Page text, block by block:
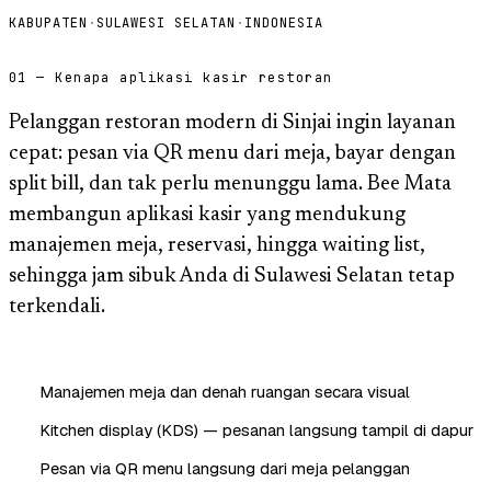
KABUPATEN · SULAWESI SELATAN · INDONESIA
01 — Kenapa aplikasi kasir restoran
Pelanggan restoran modern di Sinjai ingin layanan
cepat: pesan via QR menu dari meja, bayar dengan
split bill, dan tak perlu menunggu lama. Bee Mata
membangun aplikasi kasir yang mendukung
manajemen meja, reservasi, hingga waiting list,
sehingga jam sibuk Anda di Sulawesi Selatan tetap
terkendali.
Manajemen meja dan denah ruangan secara visual
Kitchen display (KDS) — pesanan langsung tampil di dapur
Pesan via QR menu langsung dari meja pelanggan